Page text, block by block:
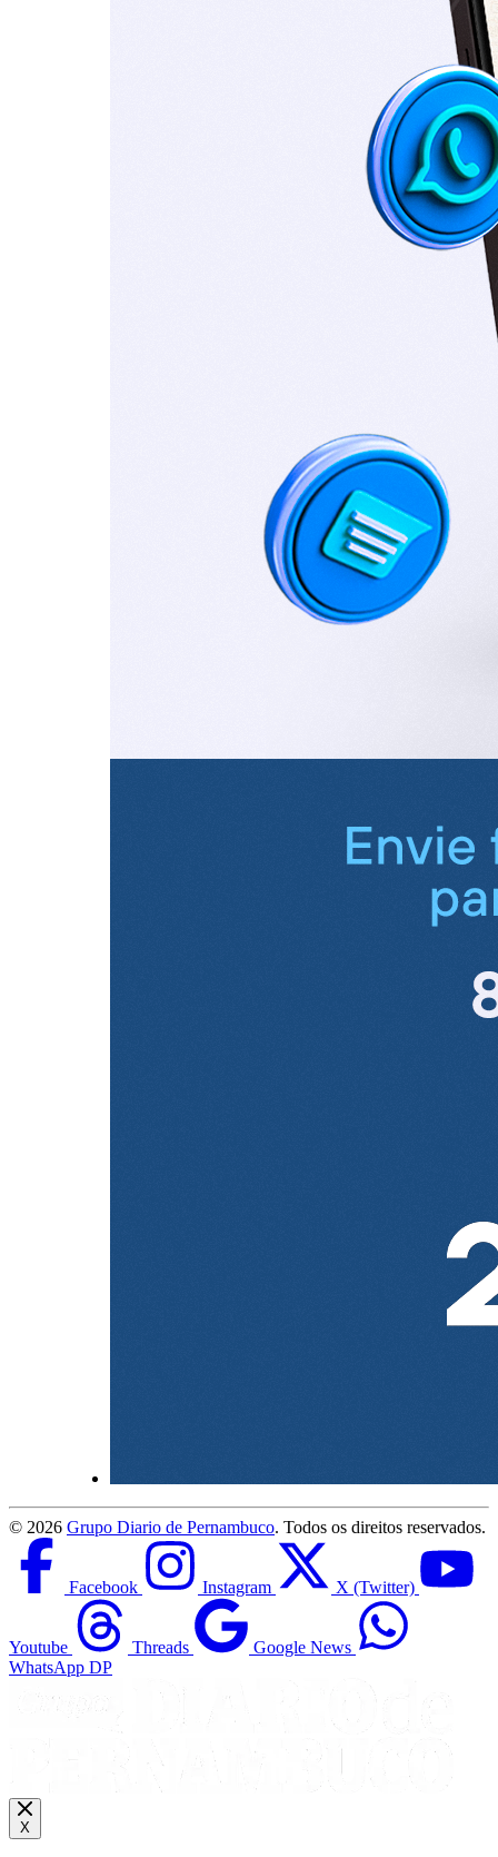
© 2026 Grupo Diario de Pernambuco. Todos os direitos reservados.
Facebook Instagram X (Twitter)
Youtube Threads
Google News
WhatsApp DP
X